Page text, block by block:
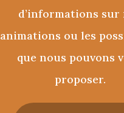
d’informations sur
animations ou les
que nous pouvons
proposer.